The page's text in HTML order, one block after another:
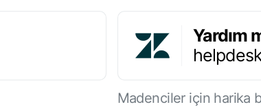
Yardım
Madenciler için harika